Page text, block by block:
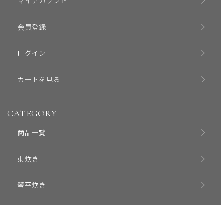
会員登録
ログイン
カートを見る
CATEGORY
商品一覧
東炊き
琴平炊き